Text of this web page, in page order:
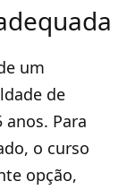
um
de
Para
o curso
opção,